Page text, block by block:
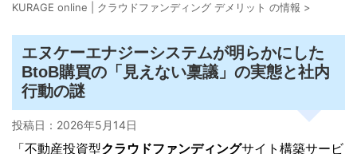
KURAGE online | クラウドファンディング デメリット の情報 >
エヌケーエナジーシステムが明らかにした
BtoB購買の「見えない稟議」の実態と社内
行動の謎
投稿日： 2026年5月14日
「不動産投資型クラウドファンディングサイト構築サービ